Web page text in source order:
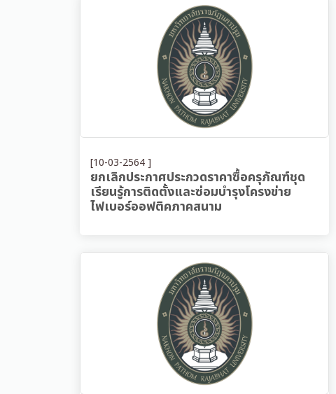
[10-03-2564 ]
ยกเลิกประกาศประกวดราคาซื้อครุภัณฑ์ชุด
เรียนรู้การติดตั้งและซ่อมบำรุงโครงข่าย
ไฟเบอร์ออฟติคภาคสนาม